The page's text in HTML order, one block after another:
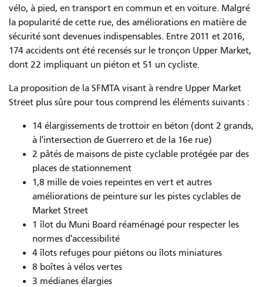
vélo, à pied, en transport en commun et en voiture. Malgré
la popularité de cette rue, des améliorations en matière de
sécurité sont devenues indispensables. Entre 2011 et 2016,
174 accidents ont été recensés sur le tronçon Upper Market,
dont 22 impliquant un piéton et 51 un cycliste.
La proposition de la SFMTA visant à rendre Upper Market
Street plus sûre pour tous comprend les éléments suivants :
14 élargissements de trottoir en béton (dont 2 grands,
à l'intersection de Guerrero et de la 16e rue)
2 pâtés de maisons de piste cyclable protégée par des
places de stationnement
1,8 mille de voies repeintes en vert et autres
améliorations de peinture sur les pistes cyclables de
Market Street
1 îlot du Muni Board réaménagé pour respecter les
normes d'accessibilité
4 îlots refuges pour piétons ou îlots miniatures
8 boîtes à vélos vertes
3 médianes élargies